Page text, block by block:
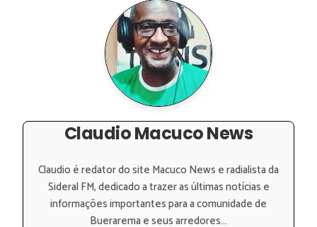
Claudio Macuco News
Claudio é redator do site Macuco News e radialista da
Sideral FM, dedicado a trazer as últimas notícias e
informações importantes para a comunidade de
Buerarema e seus arredores...